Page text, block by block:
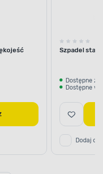
najlepiej
kształtów
układu ogrodu.
Szpadel
Dostępne z
Dostępne w
Dodaj do